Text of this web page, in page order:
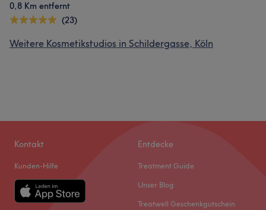
0,8 Km entfernt
(23)
Weitere Kosmetikstudios in Schildergasse, Köln
Kontakt
Kunden-Hilfe
Entdecke
Treatment Guide
Unser Blog
Treatwell Geschenkgutschein